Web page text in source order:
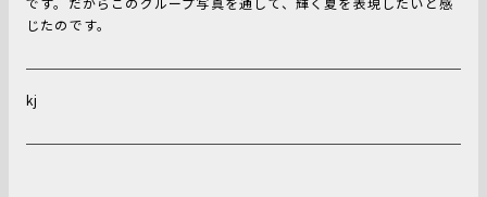
じたのです。
kj